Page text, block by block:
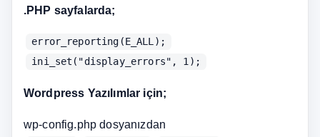
.PHP sayfalarda;
error_reporting(E_ALL);
ini_set("display_errors", 1);
Wordpress Yazılımlar için;
wp-config.php dosyanızdan